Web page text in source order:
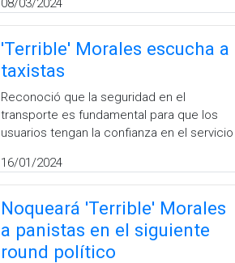
08/03/2024
'Terrible' Morales escucha a
taxistas
Reconoció que la seguridad en el
transporte es fundamental para que los
usuarios tengan la confianza en el servicio
16/01/2024
Noqueará 'Terrible' Morales
a panistas en el siguiente
round político